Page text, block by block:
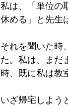
私は、「単位の
休める」と先生
それを聞いた時
た。私は、まだ
時、既に私は教
いざ帰宅しよう